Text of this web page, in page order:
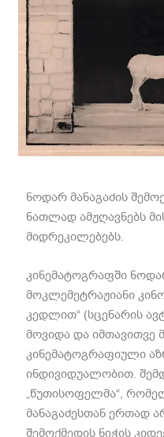
ნოდარ მანაგაძის
ნათლად ამჟღავნებს
მიდრეკილებებს.
კინემატოგრაფში
მოკლემეტრაჟიანი
კედლით“ (სცენარის
მოვიდა და იმთავითვე
კინემატოგრაფიული
ინდივიდუალობით.
„წუთისოფელმა“,
მანაგაძესთან ერთად
შემოქმედის ნიჭის